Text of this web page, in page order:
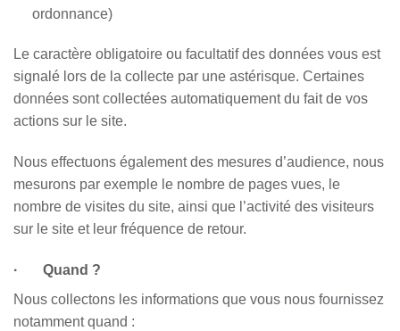
ordonnance)
Le caractère obligatoire ou facultatif des données vous est
signalé lors de la collecte par une astérisque. Certaines
données sont collectées automatiquement du fait de vos
actions sur le site.
Nous effectuons également des mesures d’audience, nous
mesurons par exemple le nombre de pages vues, le
nombre de visites du site, ainsi que l’activité des visiteurs
sur le site et leur fréquence de retour.
· Quand ?
Nous collectons les informations que vous nous fournissez
notamment quand :